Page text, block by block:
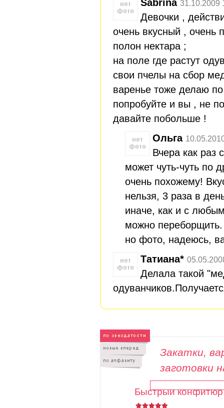
Sabrina 31.10.2009
Девочки ,
очень вкусный , очень
полон нектара ;
на поле где растут
свои пчелы на сбор
варенье тоже делаю
попробуйте и вы , не
давайте побольше !
Ольга
Вчера как раз
может чуть-чуть по
очень похожему!
нельзя, 3 раза в
иначе, как и с
можно переборщить.
но фото, надеюсь,
Татиана*
Делала такой
Закатки,
заготовки
Быстрый